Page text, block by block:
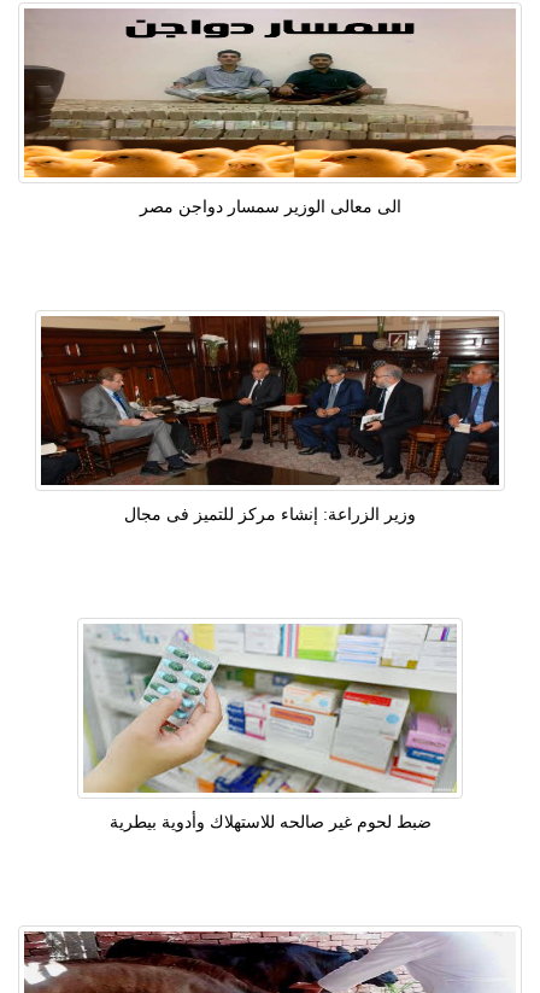
الى معالى الوزير سمسار دواجن مصر
​وزير الزراعة: إنشاء مركز للتميز فى مجال
ضبط لحوم غير صالحه للاستهلاك وأدوية بيطرية